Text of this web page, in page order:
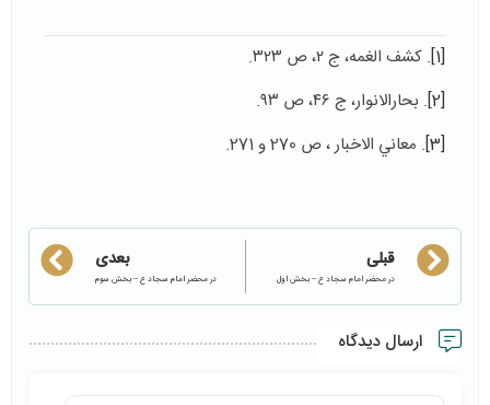
[1] . کشف الغمه، ج ۲، ص ۳۲۳.
[2] . بحارالانوار، ج ۴۶، ص ۹۳.
[3] . معاني الاخبار ، ص 270 و 271.
قبلی
در محضر امام سجاد ع – بخش اول
بعدی
در محضر امام سجاد ع – بخش سوم
ارسال دیدگاه